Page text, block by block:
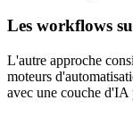
Les workflows
L'autre approche
moteurs
avec une couche d'IA